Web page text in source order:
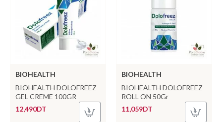
BIOHEALTH
BIOHEALTH DOLOFREEZ
GEL CREME 100GR
12,490DT
BIOHEALTH
BIOHEALTH DOLOFREEZ
ROLL ON 50Gr
11,059DT